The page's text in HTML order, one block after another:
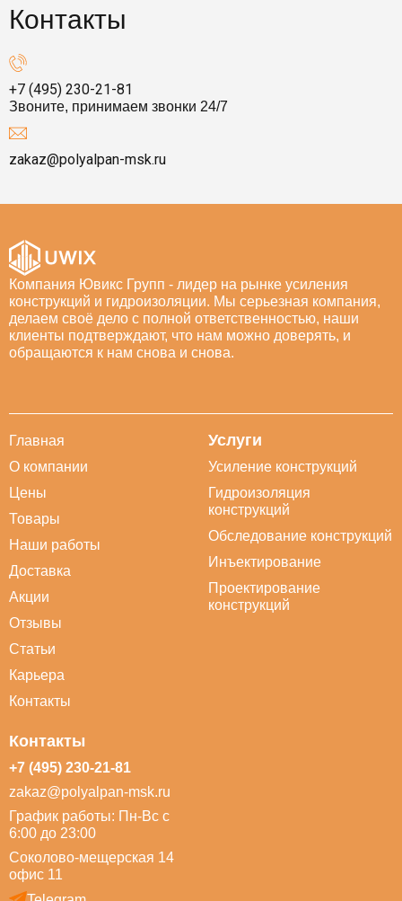
Контакты
+7 (495) 230-21-81
Звоните, принимаем звонки 24/7
zakaz@polyalpan-msk.ru
Компания Ювикс Групп - лидер на рынке усиления
конструкций и гидроизоляции. Мы серьезная компания,
делаем своё дело с полной ответственностью, наши
клиенты подтверждают, что нам можно доверять, и
обращаются к нам снова и снова.
Главная
О компании
Цены
Товары
Наши работы
Доставка
Акции
Отзывы
Статьи
Карьера
Контакты
Услуги
Усиление конструкций
Гидроизоляция
конструкций
Обследование конструкций
Инъектирование
Проектирование
конструкций
Контакты
+7 (495) 230-21-81
zakaz@polyalpan-msk.ru
График работы: Пн-Вс с
6:00 до 23:00
Соколово-мещерская 14
офис 11